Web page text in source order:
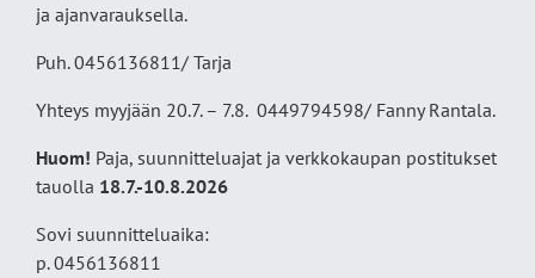
ja ajanvarauksella.
Puh. 0456136811/ Tarja
Yhteys myyjään 20.7. – 7.8. 0449794598/ Fanny Rantala.
Huom! Paja, suunnitteluajat ja verkkokaupan postitukset
tauolla 18.7.-10.8.2026
Sovi suunnitteluaika:
p. 0456136811